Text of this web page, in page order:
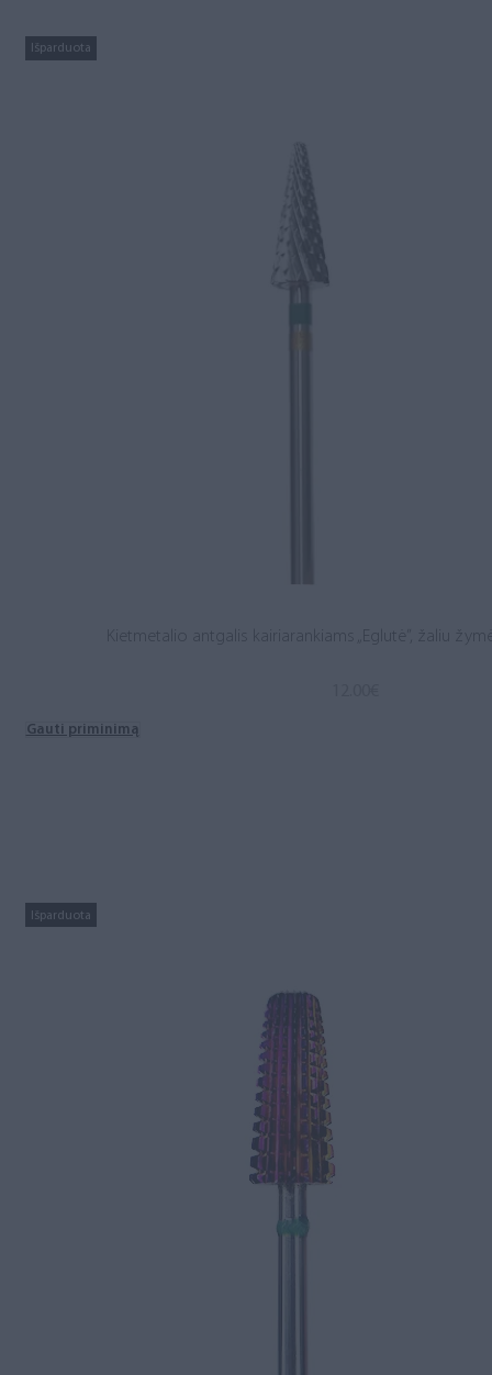
Išparduota
Kietmetalio antgalis kairiarankiams „Eglutė”, žaliu
Gauti priminimą
Išparduota